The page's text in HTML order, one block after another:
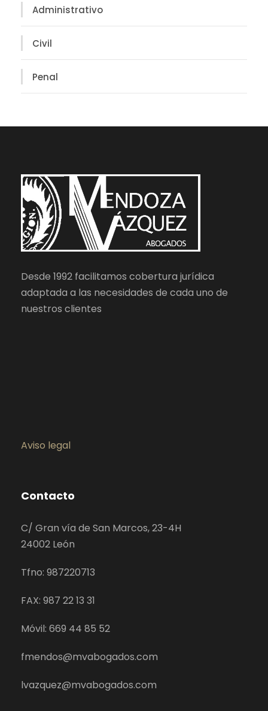
Administrativo
Civil
Penal
Desde 1992 facilitamos cobertura jurídica
adaptada a las necesidades de cada uno de
nuestros clientes
Aviso legal
Contacto
C/ Gran vía de San Marcos, 23-4H
24002 León
Tfno: 987220713
FAX: 987 22 13 31
Móvil: 669 44 85 52
fmendos@mvabogados.com
lvazquez@mvabogados.com